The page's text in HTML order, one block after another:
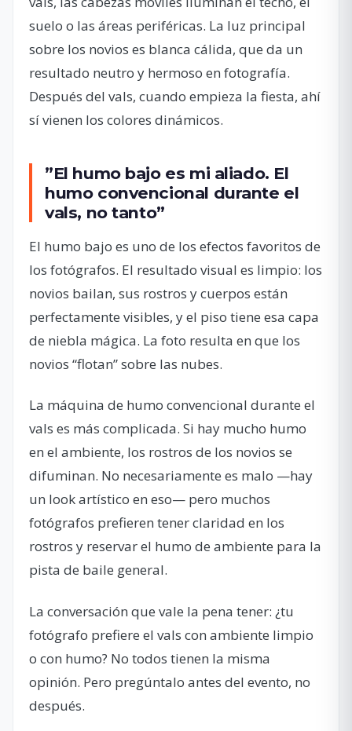
suelo o las áreas periféricas. La luz principal
sobre los novios es blanca cálida, que da un
resultado neutro y hermoso en fotografía.
Después del vals, cuando empieza la fiesta, ahí
sí vienen los colores dinámicos.
”El humo bajo es mi aliado. El
humo convencional durante el
vals, no tanto”
El humo bajo es uno de los efectos favoritos de
los fotógrafos. El resultado visual es limpio: los
novios bailan, sus rostros y cuerpos están
perfectamente visibles, y el piso tiene esa capa
de niebla mágica. La foto resulta en que los
novios “flotan” sobre las nubes.
La máquina de humo convencional durante el
vals es más complicada. Si hay mucho humo
en el ambiente, los rostros de los novios se
difuminan. No necesariamente es malo —hay
un look artístico en eso— pero muchos
fotógrafos prefieren tener claridad en los
rostros y reservar el humo de ambiente para la
pista de baile general.
La conversación que vale la pena tener: ¿tu
fotógrafo prefiere el vals con ambiente limpio
o con humo? No todos tienen la misma
opinión. Pero pregúntalo antes del evento, no
después.